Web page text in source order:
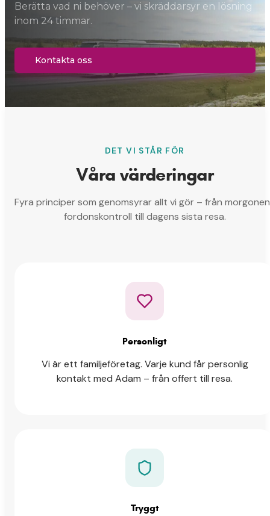
Berätta vad ni behöver – vi skräddarsyr en lösning
inom 24 timmar.
Kontakta oss
DET VI STÅR FÖR
Våra värderingar
Fyra principer som genomsyrar allt vi gör – från
fordonskontroll till dagens sista resa.
Personligt
Vi är ett familjeföretag. Varje kund får personlig
kontakt med Adam – från offert till resa.
Tryggt